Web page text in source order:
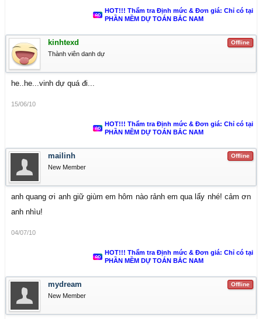
HOT!!! Thẩm tra Định mức & Đơn giá: Chỉ có tại
PHẦN MỀM DỰ TOÁN BẮC NAM
Offline
kinhtexd
Thành viên danh dự
he..he...vinh dự quá đi...
15/06/10
HOT!!! Thẩm tra Định mức & Đơn giá: Chỉ có tại
PHẦN MỀM DỰ TOÁN BẮC NAM
Offline
mailinh
New Member
anh quang ơi anh giữ giùm em hôm nào rảnh em qua lấy nhé! cảm ơn
anh nhìu!
04/07/10
HOT!!! Thẩm tra Định mức & Đơn giá: Chỉ có tại
PHẦN MỀM DỰ TOÁN BẮC NAM
Offline
mydream
New Member